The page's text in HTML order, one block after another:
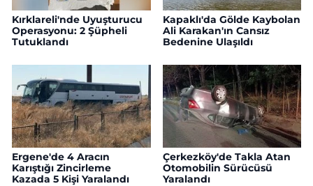
Kırklareli'nde Uyuşturucu
Operasyonu: 2 Şüpheli
Tutuklandı
Kapaklı'da Gölde Kaybolan
Ali Karakan'ın Cansız
Bedenine Ulaşıldı
Ergene'de 4 Aracın
Karıştığı Zincirleme
Kazada 5 Kişi Yaralandı
Çerkezköy'de Takla Atan
Otomobilin Sürücüsü
Yaralandı